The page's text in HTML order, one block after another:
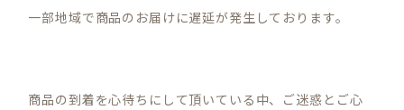
一部地域で商品のお届けに遅延が発生しております。
商品の到着を心待ちにして頂いている中、ご迷惑とご心